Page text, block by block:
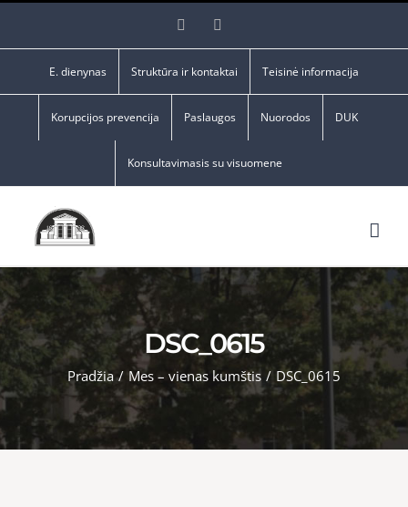
Facebook
E. dienynas Struktūra ir kontaktai Teisinė informacija
Korupcijos prevencija Paslaugos Nuorodos DUK
Konsultavimasis su visuomene
DSC_0615
Pradžia / Mes – vienas kumštis / DSC_0615